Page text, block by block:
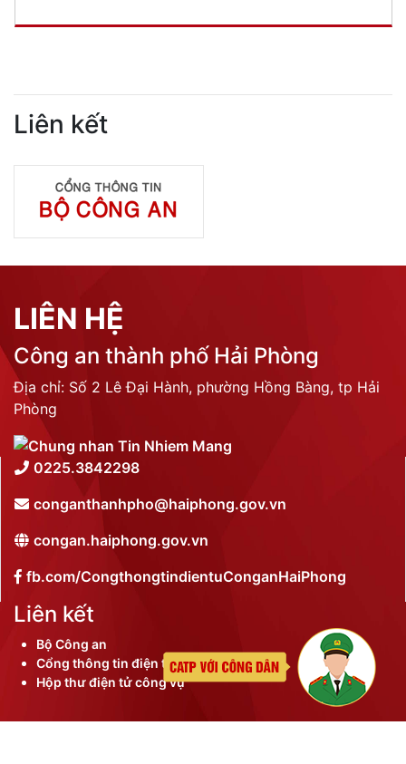
Liên kết
LIÊN HỆ
Công an thành phố Hải Phòng
Địa chỉ: Số 2 Lê Đại Hành, phường Hồng Bàng, tp Hải
Phòng
0225.3842298
conganthanhpho@haiphong.gov.vn
congan.haiphong.gov.vn
fb.com/CongthongtindientuConganHaiPhong
Liên kết
Bộ Công an
Cổng thông tin điện tử thành phố
Hộp thư điện tử công vụ